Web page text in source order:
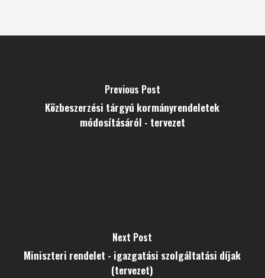
Previous Post
Közbeszerzési tárgyú kormányrendeletek
módosításáról - tervezet
Next Post
Miniszteri rendelet - igazgatási szolgáltatási díjak
(tervezet)